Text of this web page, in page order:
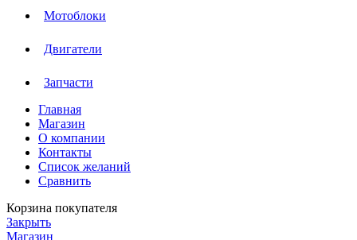
Мотоблоки
Двигатели
Запчасти
Главная
Магазин
О компании
Контакты
Список желаний
Сравнить
Корзина покупателя
Закрыть
Магазин